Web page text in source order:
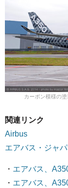
カーボン模様の
関連リンク
Airbus
エアバス・ジャ
・ エアバス、
・ エアバス、